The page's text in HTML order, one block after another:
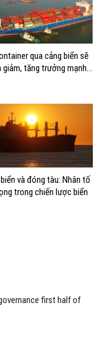
qua cảng biển sẽ
giảm, tăng trưởng mạnh
và đóng tàu: Nhân tố
trong chiến lược biển
first half of